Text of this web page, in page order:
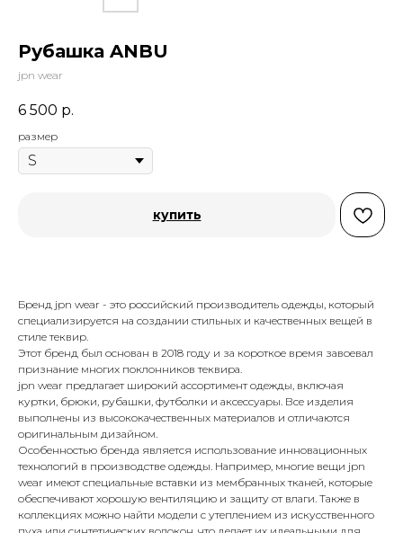
Рубашка ANBU
jpn wear
6 500 р.
размер
купить
Бренд jpn wear - это российский производитель одежды, который
специализируется на создании стильных и качественных вещей в
стиле теквир.
Этот бренд был основан в 2018 году и за короткое время завоевал
признание многих поклонников теквира.
jpn wear предлагает широкий ассортимент одежды, включая
куртки, брюки, рубашки, футболки и аксессуары. Все изделия
выполнены из высококачественных материалов и отличаются
оригинальным дизайном.
Особенностью бренда является использование инновационных
технологий в производстве одежды. Например, многие вещи jpn
wear имеют специальные вставки из мембранных тканей, которые
обеспечивают хорошую вентиляцию и защиту от влаги. Также в
коллекциях можно найти модели с утеплением из искусственного